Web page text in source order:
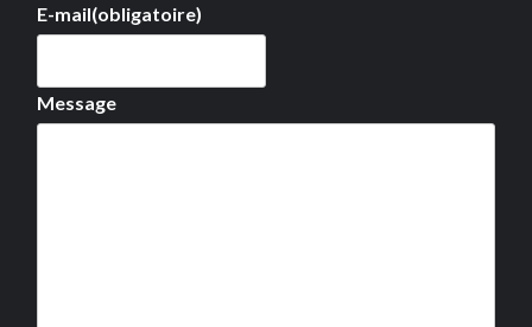
E-mail(obligatoire)
Message